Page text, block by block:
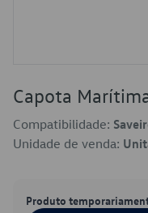
Capota
Compatibilidade:
Unidade de venda:
Produto